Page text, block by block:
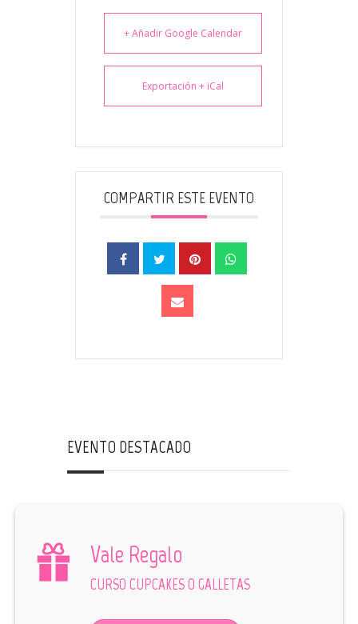
+ Añadir Google Calendar
Exportación + iCal
COMPARTIR ESTE EVENTO
EVENTO DESTACADO
Vale Regalo
CURSO CUPCAKES O GALLETAS